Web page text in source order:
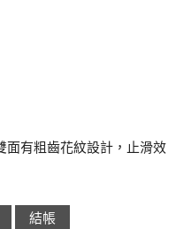
有粗齒花紋設計，止滑效